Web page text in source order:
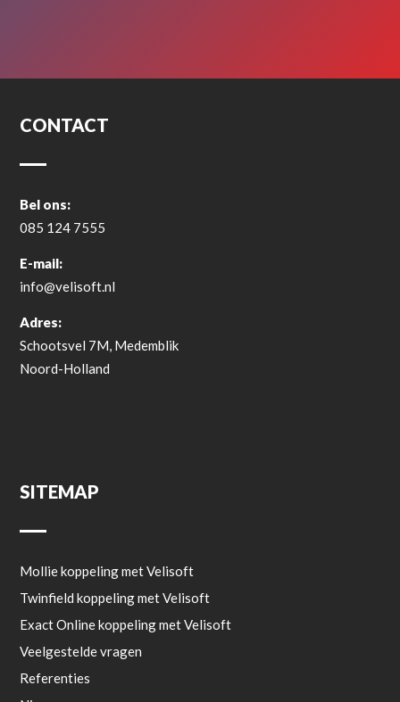
CONTACT
Bel ons:
085 124 7555
E-mail:
info@velisoft.nl
Adres:
Schootsvel 7M, Medemblik
Noord-Holland
SITEMAP
Mollie koppeling met Velisoft
Twinfield koppeling met Velisoft
Exact Online koppeling met Velisoft
Veelgestelde vragen
Referenties